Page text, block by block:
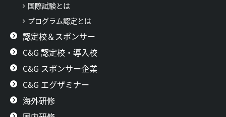
国際試験とは
プログラム認定とは
認定校＆スポンサー
C&G 認定校・導入校
C&G スポンサー企業
C&G エグザミナー
海外研修